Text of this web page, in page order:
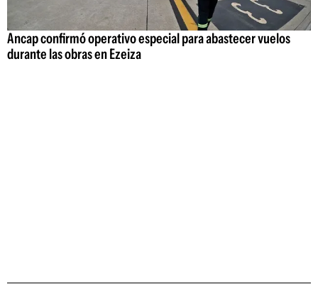
Ancap confirmó operativo especial para abastecer vuelos
durante las obras en Ezeiza